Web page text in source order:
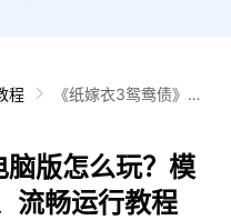
程
《纸嫁衣3鸳鸯债》电
行教程
脑版怎么玩？模
流畅运行教程